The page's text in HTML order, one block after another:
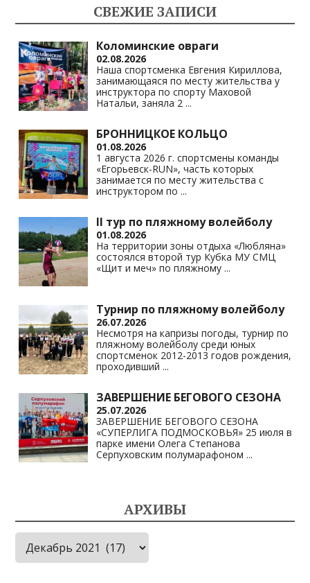
СВЕЖИЕ ЗАПИСИ
Коломинские овраги
02.08.2026
Наша спортсменка Евгения Кириллова,
занимающаяся по месту жительства у
инструктора по спорту Маховой
Натальи, заняла 2 ...
БРОННИЦКОЕ КОЛЬЦО
01.08.2026
1 августа 2026 г. спортсмены команды
«Егорьевск-RUN», часть которых
занимается по месту жительства с
инструктором по ...
II тур по пляжному волейболу
01.08.2026
На территории зоны отдыха «Любляна»
состоялся второй тур Кубка МУ СМЦ
«Щит и меч» по пляжному ...
Турнир по пляжному волейболу
26.07.2026
Несмотря на капризы погоды, турнир по
пляжному волейболу среди юных
спортсменок 2012-2013 годов рождения,
проходивший ...
ЗАВЕРШЕНИЕ БЕГОВОГО СЕЗОНА
25.07.2026
ЗАВЕРШЕНИЕ БЕГОВОГО СЕЗОНА
«СУПЕРЛИГА ПОДМОСКОВЬЯ» 25 июля в
парке имени Олега Степанова
Серпуховским полумарафоном ...
АРХИВЫ
Архивы